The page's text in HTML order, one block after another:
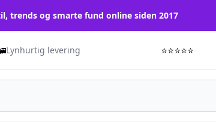
trends og smarte fund online siden 2017
Lynhurtig levering ⭐⭐⭐⭐⭐